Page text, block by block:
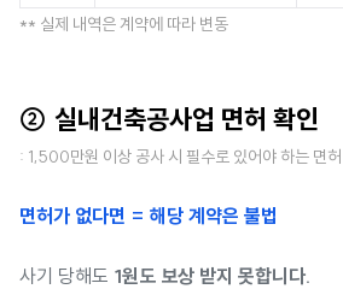
** 실제 내역은 계약에 따라 변동
② 실내건축공사업 면허 확인
: 1,500만원 이상 공사 시 필수로 있어야 하는 면허
면허가 없다면 = 해당 계약은 불법
사기 당해도 1원도 보상 받지 못합니다.